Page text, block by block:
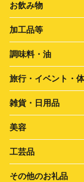
お飲み物
加工品等
調味料・油
旅行・イベント・
雑貨・日用品
美容
工芸品
その他のお礼品